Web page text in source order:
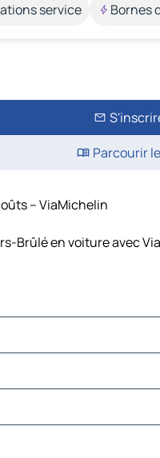
service Bornes
Parcourir
– ViaMichelin
Brûlé en voiture avec